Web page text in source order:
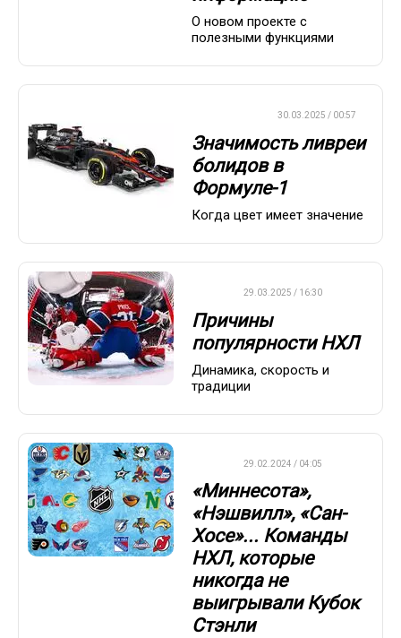
О новом проекте с
полезными функциями
30.03.2025 / 00:57
Значимость ливреи
болидов в
Формуле-1
Когда цвет имеет значение
29.03.2025 / 16:30
Причины
популярности НХЛ
Динамика, скорость и
традиции
29.02.2024 / 04:05
«Миннесота»,
«Нэшвилл», «Сан-
Хосе»... Команды
НХЛ, которые
никогда не
выигрывали Кубок
Стэнли